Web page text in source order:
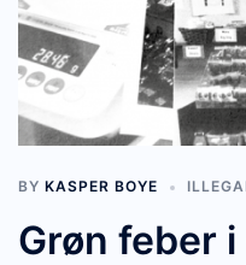
BY KASPER BOYE
Grøn feber